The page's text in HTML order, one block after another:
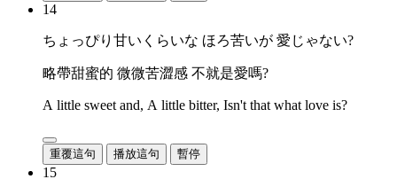
14
ちょっぴり甘いくらいな ほろ苦いが 愛じゃない?
略帶甜蜜的 微微苦澀感 不就是愛嗎?
A little sweet and, A little bitter, Isn't that what love is?
重覆這句 播放這句 暫停
15